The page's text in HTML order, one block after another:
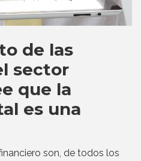
de las
sector
que la
es una
son, de todos los